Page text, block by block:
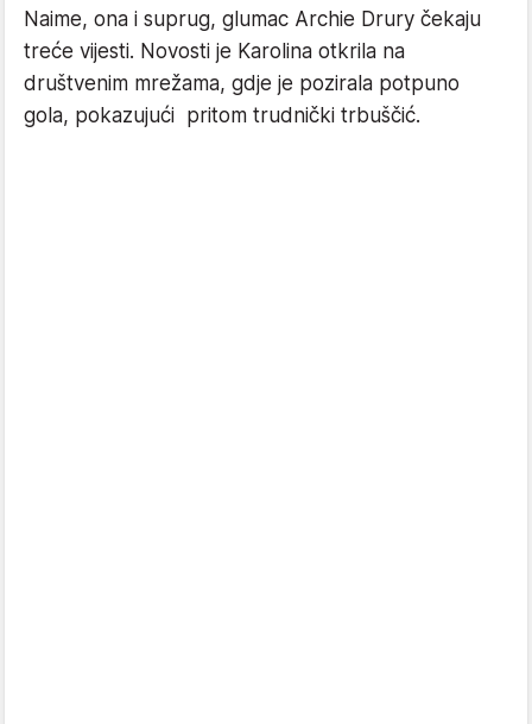
Naime, ona i suprug, glumac Archie Drury čekaju
treće vijesti. Novosti je Karolina otkrila na
društvenim mrežama, gdje je pozirala potpuno
gola, pokazujući pritom trudnički trbuščić.